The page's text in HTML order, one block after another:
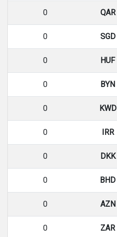
0 QAR
0 SGD
0 HUF
0 BYN
0 KWD
0 IRR
0 DKK
0 BHD
0 AZN
0 ZAR